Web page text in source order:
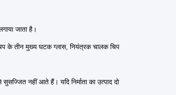
जाता है।
के तीन मुख्य घटक ग्लास, नियंत्रक चालक चिप
से सुसज्जित नहीं आते हैं। यदि निर्माता का उत्पाद दो